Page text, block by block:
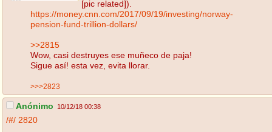
[pic related]).
https://money.cnn.com/2017/09/19/investing/norway-
pension-fund-trillion-dollars/
>>2815
Wow, casi destruyes ese muñeco de paja!
Sigue así! esta vez, evita llorar.
>>>2823
Anónimo 10/12/18 00:38
/#/ 2820